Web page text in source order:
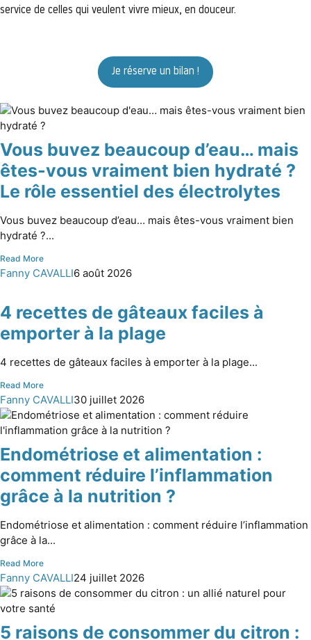
service de celles qui veulent vivre mieux, en douceur.
Je réserve un bilan !
Vous buvez beaucoup d’eau… mais
êtes-vous vraiment bien hydraté ?
Le rôle essentiel des électrolytes
Vous buvez beaucoup d’eau… mais êtes-vous vraiment bien
hydraté ?...
Read More
Fanny CAVALLI6 août 2026
4 recettes de gâteaux faciles à
emporter à la plage
4 recettes de gâteaux faciles à emporter à la plage...
Read More
Fanny CAVALLI30 juillet 2026
Endométriose et alimentation :
comment réduire l’inflammation
grâce à la nutrition ?
Endométriose et alimentation : comment réduire l’inflammation
grâce à la...
Read More
Fanny CAVALLI24 juillet 2026
5 raisons de consommer du citron :